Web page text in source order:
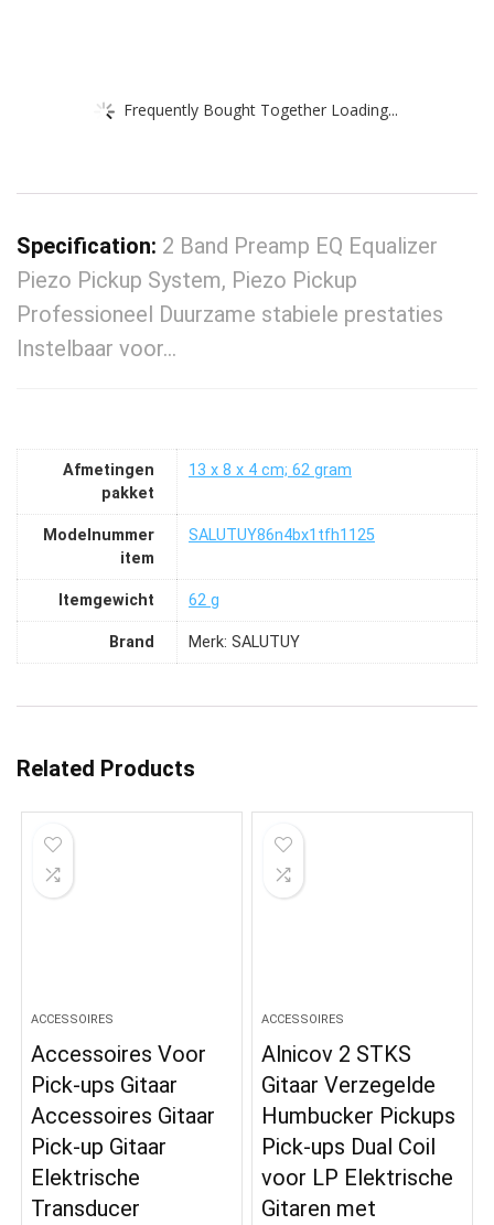
Frequently Bought Together Loading...
Specification: 2 Band Preamp EQ Equalizer
Piezo Pickup System, Piezo Pickup
Professioneel Duurzame stabiele prestaties
Instelbaar voor…
Afmetingen
pakket
‎13 x 8 x 4 cm; 62 gram
Modelnummer
item
‎SALUTUY86n4bx1tfh1125
Itemgewicht ‎62 g
Brand Merk: SALUTUY
Related Products
ACCESSOIRES
Accessoires Voor
Pick-ups Gitaar
Accessoires Gitaar
Pick-up Gitaar
Elektrische
Transducer
ACCESSOIRES
Alnicov 2 STKS
Gitaar Verzegelde
Humbucker Pickups
Pick-ups Dual Coil
voor LP Elektrische
Gitaren met